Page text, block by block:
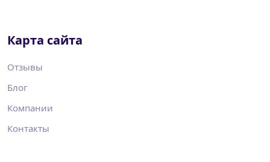
Карта сайта
Отзывы
Блог
Компании
Контакты